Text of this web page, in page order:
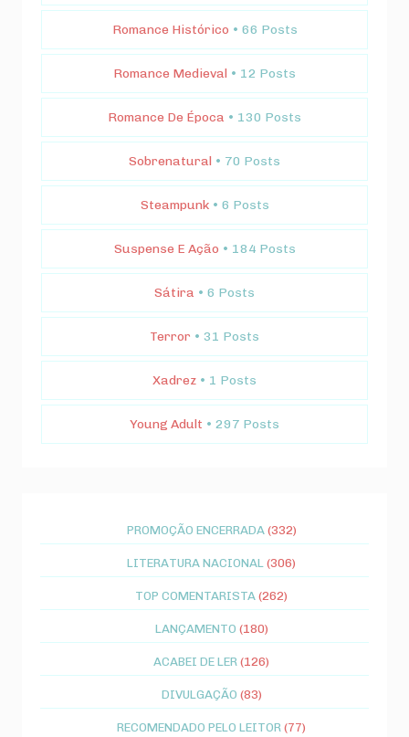
Romance Histórico • 66 Posts
Romance Medieval • 12 Posts
Romance De Época • 130 Posts
Sobrenatural • 70 Posts
Steampunk • 6 Posts
Suspense E Ação • 184 Posts
Sátira • 6 Posts
Terror • 31 Posts
Xadrez • 1 Posts
Young Adult • 297 Posts
PROMOÇÃO ENCERRADA (332)
LITERATURA NACIONAL (306)
TOP COMENTARISTA(262)
LANÇAMENTO (180)
ACABEI DE LER (126)
DIVULGAÇÃO (83)
RECOMENDADO PELO LEITOR (77)